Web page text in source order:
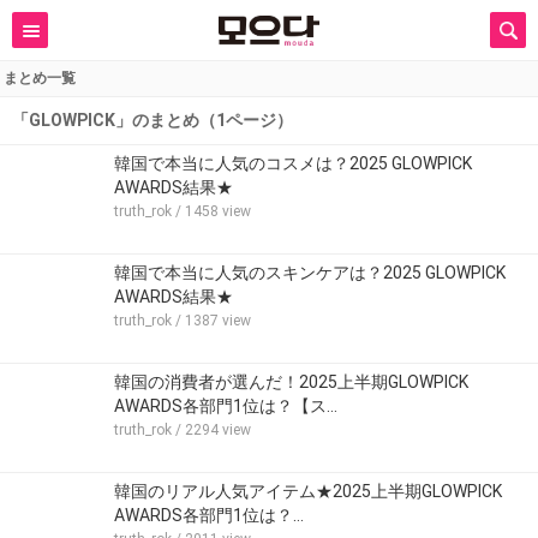
まとめ一覧
「GLOWPICK」のまとめ（1ページ）
韓国で本当に人気のコスメは？2025 GLOWPICK
AWARDS結果★
truth_rok / 1458 view
韓国で本当に人気のスキンケアは？2025 GLOWPICK
AWARDS結果★
truth_rok / 1387 view
韓国の消費者が選んだ！2025上半期GLOWPICK
AWARDS各部門1位は？【ス…
truth_rok / 2294 view
韓国のリアル人気アイテム★2025上半期GLOWPICK
AWARDS各部門1位は？…